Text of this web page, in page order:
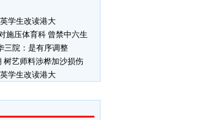
学生改读港大
施压体育科 曾禁中六生
三院：是有序调整
树艺师料涉桦加沙损伤
学生改读港大